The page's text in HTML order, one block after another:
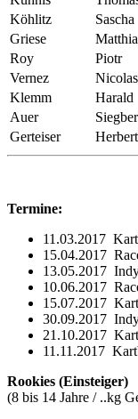
Köhlitz
Sascha
Griese
Roy
Piotr
Vernez
Nicolas
Klemm
Harald
Auer
Gerteiser
Herbert
Termine:
11.03.2017
15.04.2017
13.05.2017
10.06.2017
15.07.2017
30.09.2017
21.10.2017
11.11.2017
Rookies (Einsteiger)
(8 bis 14 Jahre / ..kg